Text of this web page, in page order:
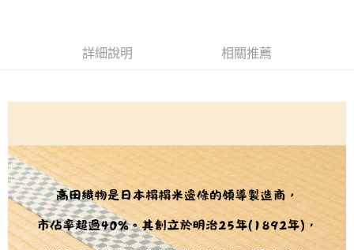
買賣價金債權讓與本公司後，依約使用本公司帳單繳交帳款。
後付繳納相關費用。
客戶支援中心」https://netprotections.freshdesk.com/support/home
１．透過由恩沛科技股份有限公司提供之「AFTEE先享後付」服務完成之交
易，需依本服務之必要範圍內提供個人資料，並將交易相關給付款項請求債
權轉讓予恩沛科技股份有限公司。
２．關於個人資料處理事宜，請瀏覽以下網址：
https://aftee.tw/terms/#terms3
３．未成年的使用者請事先徵得法定代理人或監護人之同意方可使用
「AFTEE先享後付」，若未經同意申辦者引起之損失，本公司不負相關責
任。
詳細說明 相關推薦